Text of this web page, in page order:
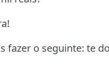
fazer o seguinte: te